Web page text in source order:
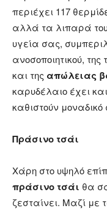
περιέχει 117
αλλά τα λιπαρά του
υγεία σας,
ανοσοποιητικού,
και της απώλειας
καρυδέλαιο έχει και
καθιστούν
Πράσινο τσάι
Χάρη στο υψηλό
πράσινο τσάι θα
ζεσταίνει. Μαζί με